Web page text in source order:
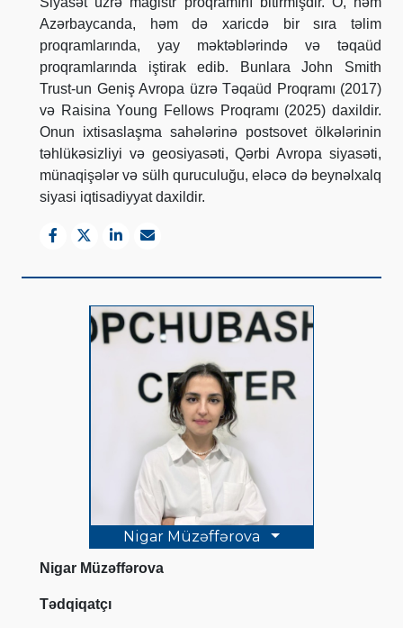
Azərbaycanda, həm də xaricdə bir sıra təlim
proqramlarında, yay məktəblərində və təqaüd
proqramlarında iştirak edib. Bunlara John Smith
Trust-un Geniş Avropa üzrə Təqaüd Proqramı (2017)
və Raisina Young Fellows Proqramı (2025) daxildir.
Onun ixtisaslaşma sahələrinə postsovet ölkələrinin
təhlükəsizliyi və geosiyasəti, Qərbi Avropa siyasəti,
münaqişələr və sülh quruculuğu, eləcə də beynəlxalq
siyasi iqtisadiyyat daxildir.
Nigar Müzəffərova
Nigar Müzəffərova
Tədqiqatçı